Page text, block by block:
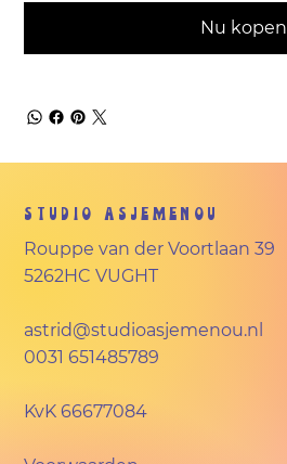
Nu kopen
Studio Asjemenou
Rouppe van der Voortlaan 39
5262HC VUGHT
astrid@studioasjemenou.nl
0031 651485789
KvK66677084